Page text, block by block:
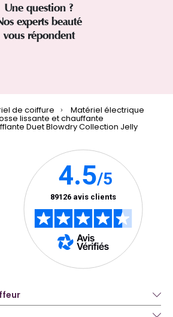
Une question ?
experts beauté
vous répondent
de coiffure Matériel électrique
lissante et chauffante
Duet Blowdry Collection Jelly